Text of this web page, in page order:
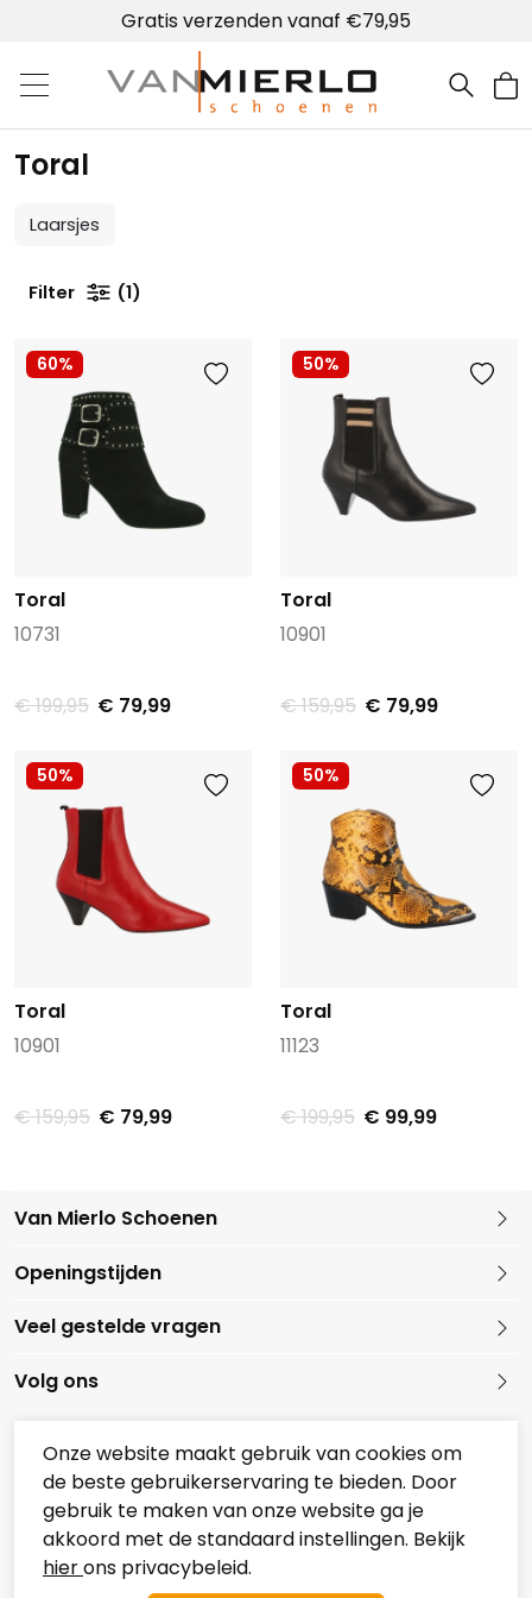
Gratis verzenden vanaf €79,95
Home | Van Mierlo schoenen
Toral
Laarsjes
Filter 1
60%
Toral
10731
€ 199,95 € 79,99
50%
Toral
10901
€ 159,95 € 79,99
50%
Toral
10901
€ 159,95 € 79,99
50%
Toral
11123
€ 199,95 € 99,99
Van Mierlo Schoenen
Openingstijden
Overzicht Koopzondagen
Veel gestelde vragen
Volg ons
Onze partners
Onze website maakt gebruik van cookies om
de beste gebruikerservaring te bieden. Door
gebruik te maken van onze website ga je
akkoord met de standaard instellingen. Bekijk
hierons privacybeleid.